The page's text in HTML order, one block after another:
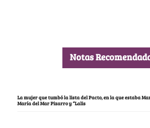
Notas
La mujer que tumbó la lista del Pacto, en la que estaba
María del Mar Pizarro y “Lalis